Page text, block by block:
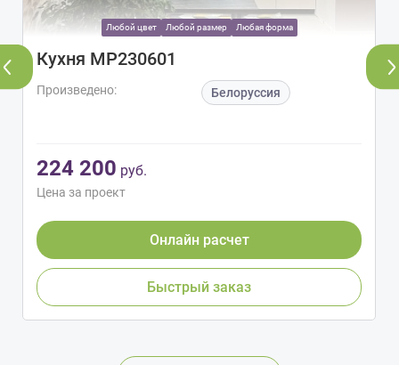
Любой цвет Любой размер Любая форма
Кухня МР230601
Произведено: Белоруссия
224 200 руб.
Цена за проект
Онлайн расчет
Быстрый заказ